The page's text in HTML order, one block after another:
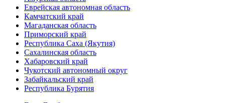
Еврейская автономная область
Камчатский край
Магаданская область
Приморский край
Республика Саха (Якутия)
Сахалинская область
Хабаровский край
Чукотский автономный округ
Забайкальский край
Республика Бурятия